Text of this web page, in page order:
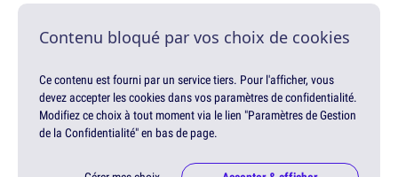
Contenu bloqué par vos choix de cookies
Ce contenu est fourni par un service tiers. Pour l'afficher, vous
devez accepter les cookies dans vos paramètres de confidentialité.
Modifiez ce choix à tout moment via le lien "Paramètres de Gestion
de la Confidentialité" en bas de page.